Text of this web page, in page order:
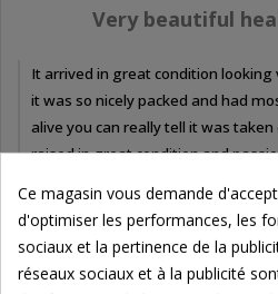
Very beautiful
It arrived in great condition
it was so nicely packed and had
alive you can really tell it was
raised in great condition and
Par Kevin F. le 25/04/2020
Ce magasin vous demande
d'optimiser les performances, les
sociaux et la pertinence de la
réseaux sociaux et à la publicité